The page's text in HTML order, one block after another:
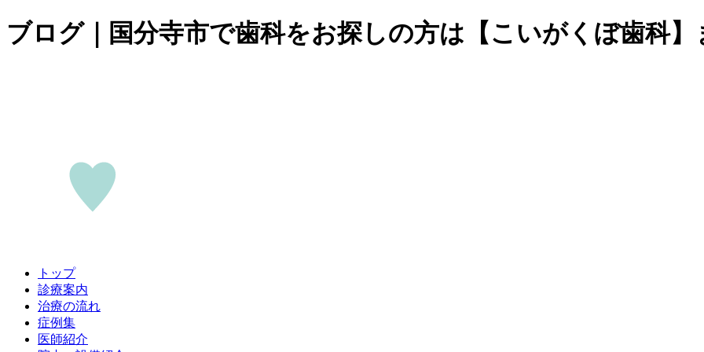
ブログ｜国分寺市で歯科をお探しの方は【こいがくぼ歯科】
トップ
診療案内
治療の流れ
症例集
医師紹介